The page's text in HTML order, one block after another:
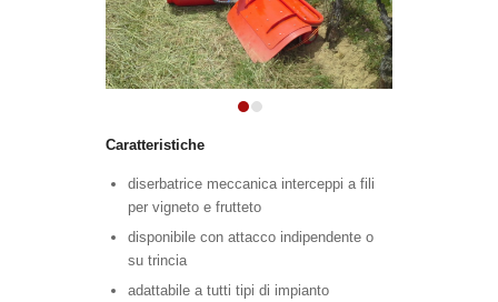
1
Caratteristiche
diserbatrice meccanica interceppi a fili
per vigneto e frutteto
disponibile con attacco indipendente o
su trincia
adattabile a tutti tipi di impianto